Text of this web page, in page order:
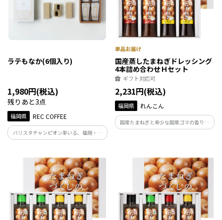
ラテもなか(6個入り)
1,980円(税込)
残りあと3点
福岡県 REC COFFEE
バリスタチャンピオン率いる、福岡・博
多発のスペシャルティコーヒー専門店。
ーヒー和菓子です。2層の餡は口に入れる
向きによって絶妙に味わいが変化します。
国産蒸したまねぎドレッシング
4本詰め合わせＨセット
ギフト対応可
2,231円(税込)
福岡県 れんこん
国産たまねぎと希少な国産ゴマの香り豊
かでさわやかなさっぱりとした味のドレ
シングはもちろん、調味料としてお召し
上がりください。